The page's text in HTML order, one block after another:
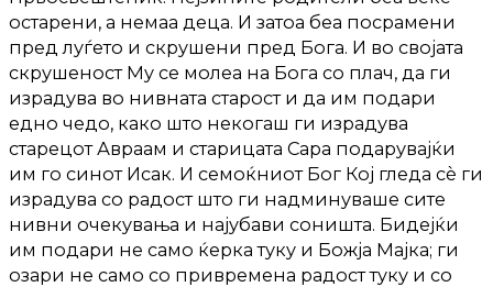
остарени, а немаа деца. И затоа беа посрамени
пред луѓето и скрушени пред Бога. И во својата
скрушеност Му се молеа на Бога со плач, да ги
израдува во нивната старост и да им подари
едно чедо, како што некогаш ги израдува
старецот Авраам и старицата Сара подарувајќи
им го синот Исак. И семоќниот Бог Кој гледа сè ги
израдува со радост што ги надминуваше сите
нивни очекувања и најубави соништа. Бидејќи
им подари не само ќерка туку и Божја Мајка; ги
озари не само со привремена радост туку и со